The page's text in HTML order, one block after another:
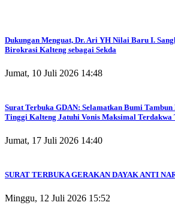
Dukungan Menguat, Dr. Ari YH Nilai Baru I.
Birokrasi Kalteng sebagai Sekda
Jumat, 10 Juli 2026 14:48
Surat Terbuka GDAN: Selamatkan Bumi Tambun
Tinggi Kalteng Jatuhi Vonis Maksimal Terdakwa
Jumat, 17 Juli 2026 14:40
SURAT TERBUKA GERAKAN DAYAK ANTI
Minggu, 12 Juli 2026 15:52